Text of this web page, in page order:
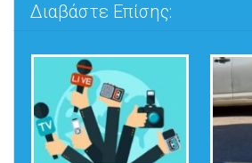
Διαβάστε Επίσης: